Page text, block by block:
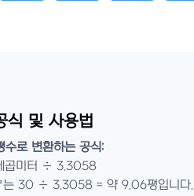
식 및 사용법
수로 변환하는 공식:
곱미터 ÷ 3.3058
는 30 ÷ 3.3058 = 약 9.06평입니다.